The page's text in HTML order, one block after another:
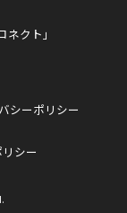
クト」
シーポリシー
シー